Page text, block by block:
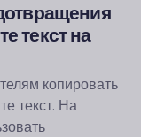
текст на
копировать
текст. На